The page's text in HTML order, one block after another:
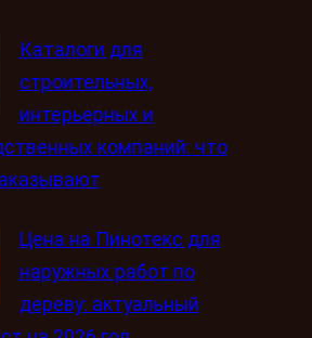
Каталоги для
строительных,
интерьерных и
компаний: что
Цена на Пинотекс для
наружных работ по
дереву: актуальный